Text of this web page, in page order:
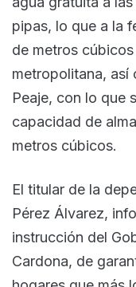
pipas, lo que a la
de metros
metropolitana, así
Peaje, con lo que
capacidad de
metros cúbicos.
El titular de la
Pérez Álvarez,
instrucción del
Cardona, de